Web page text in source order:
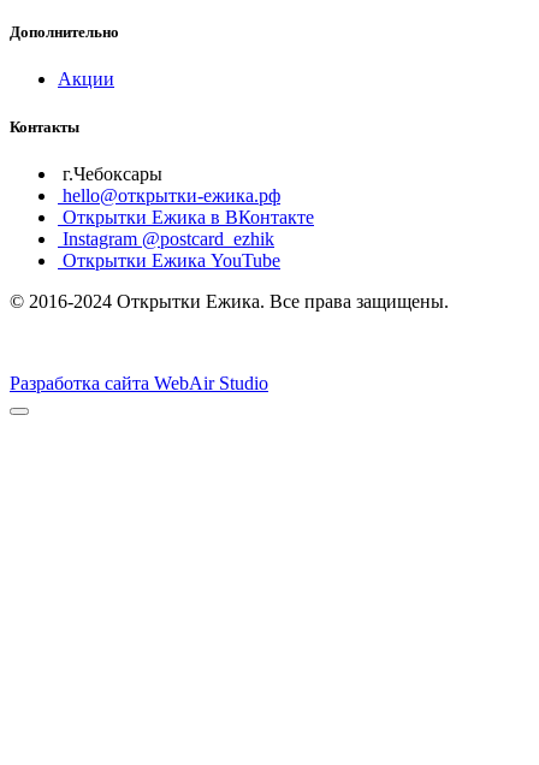
Дополнительно
Акции
Контакты
г.Чебоксары
hello@открытки-ежика.рф
Открытки Ежика в ВКонтакте
Instagram @postcard_ezhik
Открытки Ежика YouTube
© 2016-2024 Открытки Ежика. Все права защищены.
Разработка сайта WebAir Studio